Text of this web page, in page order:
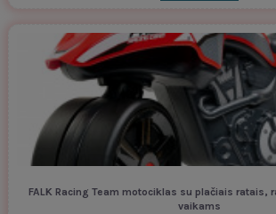
FALK Racing Team motociklas su plačiais ratais,
vaikams